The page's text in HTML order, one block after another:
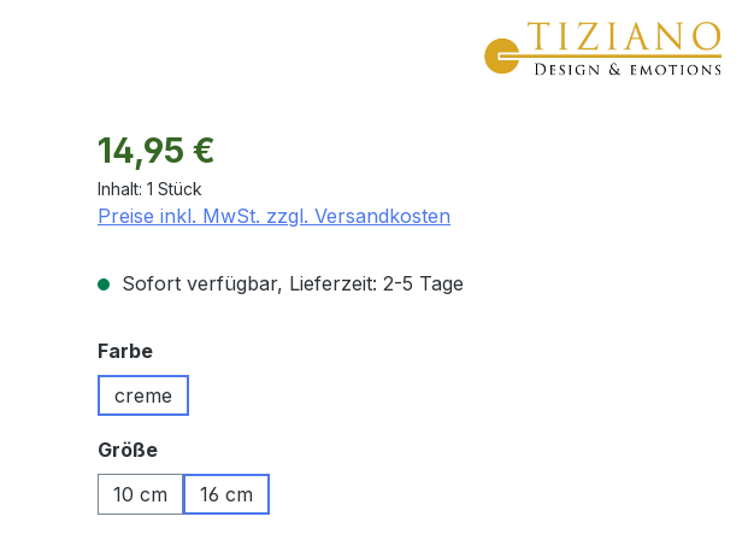
Regulärer Preis:
14,95 €
Inhalt: 1 Stück
Preise inkl. MwSt. zzgl. Versandkosten
Sofort verfügbar, Lieferzeit: 2-5 Tage
Farbeauswählen
creme
Größeauswählen
10 cm
16 cm